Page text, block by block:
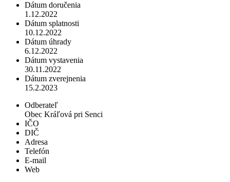
Dátum doručenia
1.12.2022
Dátum splatnosti
10.12.2022
Dátum úhrady
6.12.2022
Dátum vystavenia
30.11.2022
Dátum zverejnenia
15.2.2023
Odberateľ
Obec Kráľová pri Senci
IČO
DIČ
Adresa
Telefón
E-mail
Web